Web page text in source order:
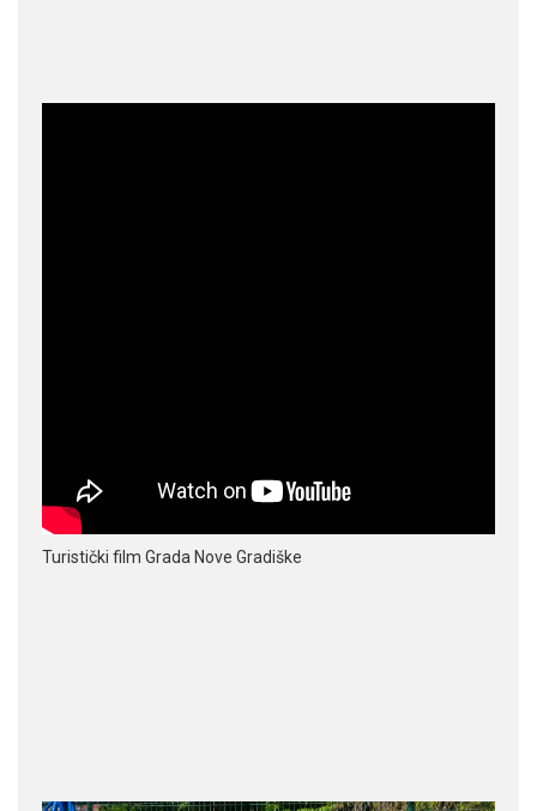
Turistički film Grada Nove Gradiške